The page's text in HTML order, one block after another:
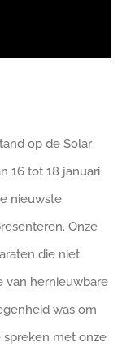
op de Solar
16 tot 18 januari
nieuwste
Onze
die niet
van hernieuwbare
was om
met onze